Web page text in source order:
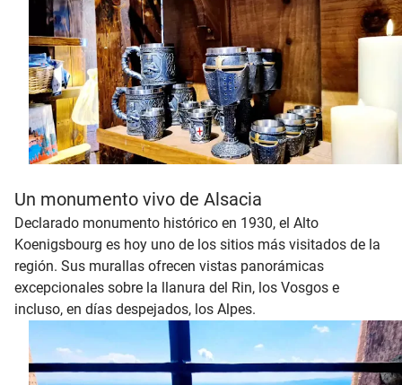
Un monumento vivo de Alsacia
Declarado monumento histórico en 1930, el Alto
Koenigsbourg es hoy uno de los sitios más visitados de la
región. Sus murallas ofrecen vistas panorámicas
excepcionales sobre la llanura del Rin, los Vosgos e
incluso, en días despejados, los Alpes.